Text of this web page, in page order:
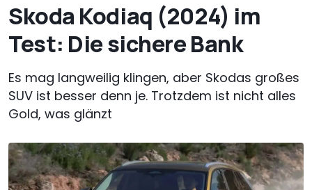
Skoda Kodiaq (2024) im
Test: Die sichere Bank
Es mag langweilig klingen, aber Skodas großes
SUV ist besser denn je. Trotzdem ist nicht alles
Gold, was glänzt